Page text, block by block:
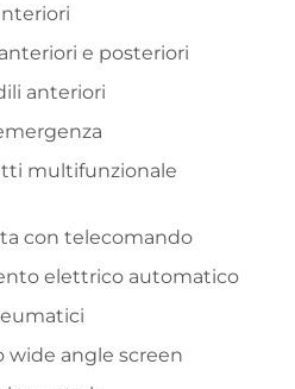
e posteriori
anteriori
multifunzionale
con telecomando
elettrico automatico
wide angle screen